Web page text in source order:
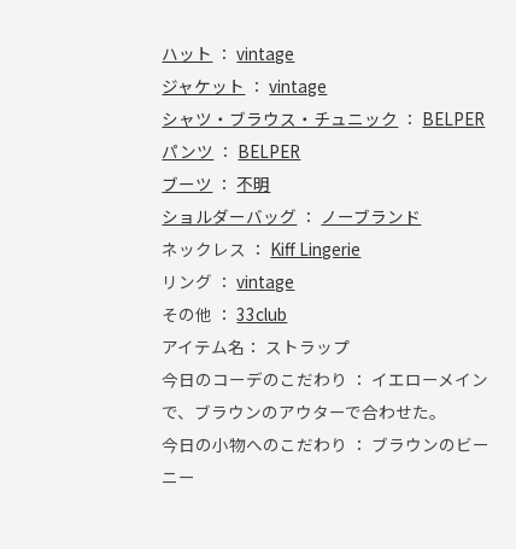
ハット ：vintage
ジャケット ：vintage
シャツ・ブラウス・チュニック ： BELPER
パンツ ： BELPER
ブーツ ： 不明
ショルダーバッグ ： ノーブランド
ネックレス ： Kiff Lingerie
リング ：vintage
その他 ：33club
アイテム名： ストラップ
今日のコーデのこだわり ： イエローメイン
で、ブラウンのアウターで合わせた。
今日の小物へのこだわり ： ブラウンのビー
ニー